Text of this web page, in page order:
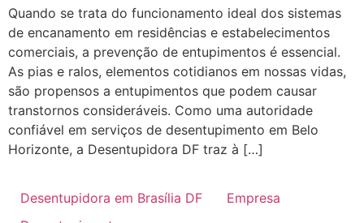
Quando se trata do funcionamento ideal dos sistemas
de encanamento em residências e estabelecimentos
comerciais, a prevenção de entupimentos é essencial.
As pias e ralos, elementos cotidianos em nossas vidas,
são propensos a entupimentos que podem causar
transtornos consideráveis. Como uma autoridade
confiável em serviços de desentupimento em Belo
Horizonte, a Desentupidora DF traz à […]
Desentupidora em Brasília DF
Empresa